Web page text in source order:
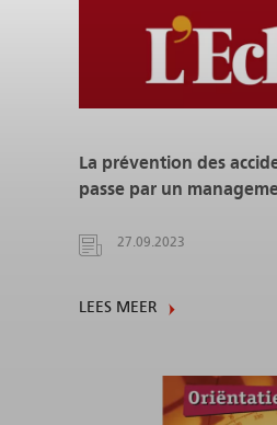
La prévention des
passe par un
27.09.2023
LEES MEER